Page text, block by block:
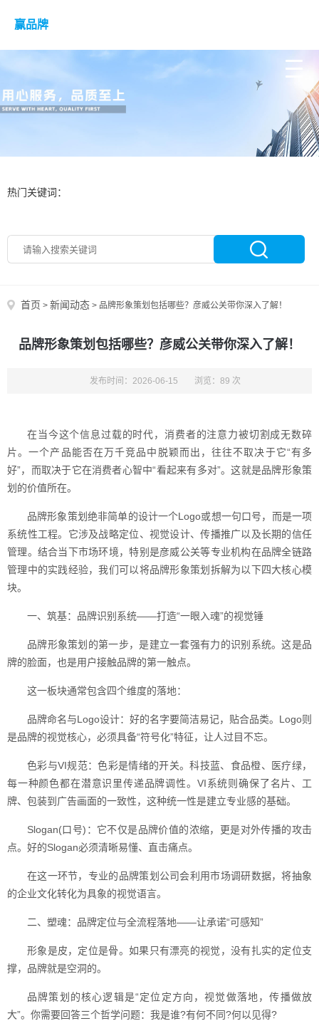
赢品牌
热门关键词：
首页 > 新闻动态 > 品牌形象策划包括哪些？彦威公关带你深入了解！
品牌形象策划包括哪些？彦威公关带你深入了解！
发布时间：2026-06-15 浏览：89 次
在当今这个信息过载的时代，消费者的注意力被切割成无数碎
片。一个产品能否在万千竞品中脱颖而出，往往不取决于它“有多
好”，而取决于它在消费者心智中“看起来有多对”。这就是品牌形象策
划的价值所在。
品牌形象策划绝非简单的设计一个Logo或想一句口号，而是一项
系统性工程。它涉及战略定位、视觉设计、传播推广以及长期的信任
管理。结合当下市场环境，特别是彦威公关等专业机构在品牌全链路
管理中的实践经验，我们可以将品牌形象策划拆解为以下四大核心模
块。
一、筑基：品牌识别系统——打造“一眼入魂”的视觉锤
品牌形象策划的第一步，是建立一套强有力的识别系统。这是品
牌的脸面，也是用户接触品牌的第一触点。
这一板块通常包含四个维度的落地：
品牌命名与Logo设计：好的名字要简洁易记，贴合品类。Logo则
是品牌的视觉核心，必须具备“符号化”特征，让人过目不忘。
色彩与VI规范：色彩是情绪的开关。科技蓝、食品橙、医疗绿，
每一种颜色都在潜意识里传递品牌调性。VI系统则确保了名片、工
牌、包装到广告画面的一致性，这种统一性是建立专业感的基础。
Slogan(口号)：它不仅是品牌价值的浓缩，更是对外传播的攻击
点。好的Slogan必须清晰易懂、直击痛点。
在这一环节，专业的品牌策划公司会利用市场调研数据，将抽象
的企业文化转化为具象的视觉语言。
二、塑魂：品牌定位与全流程落地——让承诺“可感知”
形象是皮，定位是骨。如果只有漂亮的视觉，没有扎实的定位支
撑，品牌就是空洞的。
品牌策划的核心逻辑是“定位定方向，视觉做落地，传播做放
大”。你需要回答三个哲学问题：我是谁?有何不同?何以见得?